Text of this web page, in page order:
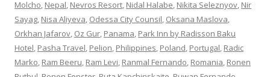
Molcho, Nepal, Nevros Resort, Nidal Halabe, Nikita Seleznyov, Nir
Sayag, Nisa Aliyeva, Odessa City Counsil, Oksana Maslova,
Orkhan Jafarov, Oz Gur, Panama, Park Inn by Radisson Baku
Hotel, Pasha Travel, Pelion, Philippines, Poland, Portugal, Radic
Marko, Ram Beeru, Ram Levi, Ranmal Fernando, Romania, Ronen